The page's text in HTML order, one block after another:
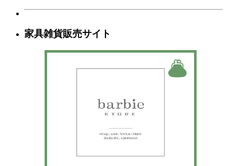
家具雑貨販売サイト